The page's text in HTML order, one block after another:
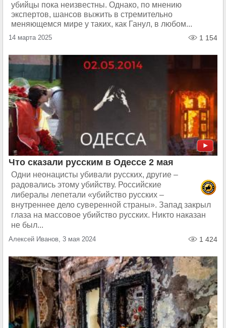
убийцы пока неизвестны. Однако, по мнению
экспертов, шансов выжить в стремительно
меняющемся мире у таких, как Ганул, в любом...
14 марта 2025 1 154
Что сказали русским в Одессе 2 мая
Одни неонацисты убивали русских, другие –
радовались этому убийству. Российские
либералы лепетали «убийство русских –
внутреннее дело суверенной страны». Запад закрыл
глаза на массовое убийство русских. Никто наказан
не был...
Алексей Иванов, 3 мая 2024 1 424